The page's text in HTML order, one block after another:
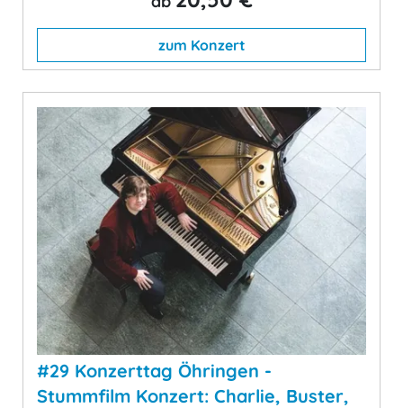
zum Konzert
#29 Konzerttag Öhringen -
Stummfilm Konzert: Charlie, Buster,